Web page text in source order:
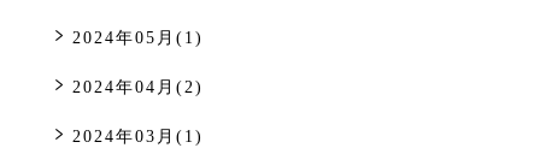
2024年05月(1)
2024年04月(2)
2024年03月(1)